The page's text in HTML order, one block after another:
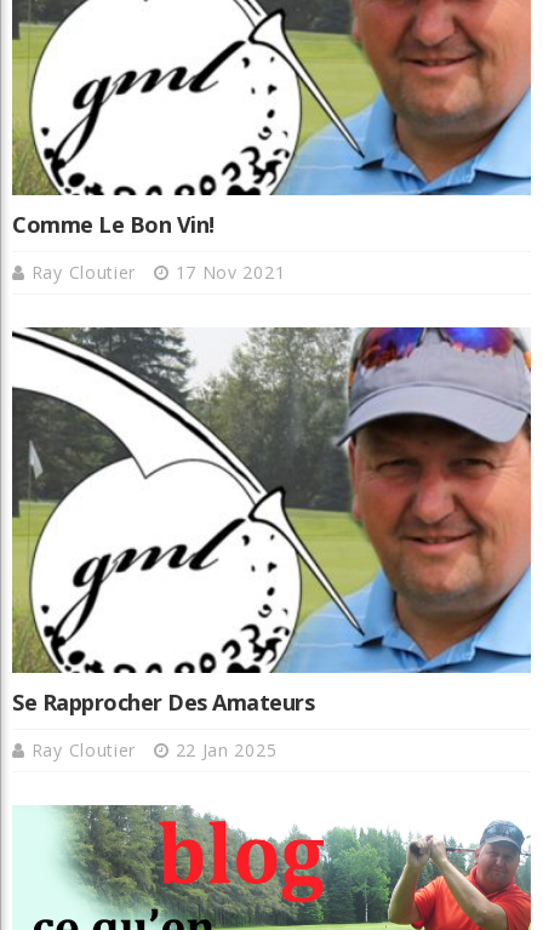
Comme Le Bon Vin!
Ray Cloutier 17 Nov 2021
Se Rapprocher Des Amateurs
Ray Cloutier 22 Jan 2025